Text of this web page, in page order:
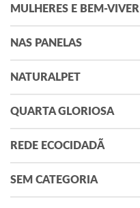
MULHERES E BEM-VIVER
NAS PANELAS
NATURALPET
QUARTA GLORIOSA
REDE ECOCIDADÃ
SEM CATEGORIA